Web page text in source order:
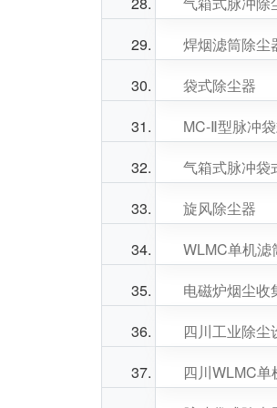
焊烟滤筒除尘
袋式除尘器
MC-Ⅱ型脉冲
气箱式脉冲袋
旋风除尘器
WLMC单机滤
电磁炉烟尘收
四川工业除
四川WLMC